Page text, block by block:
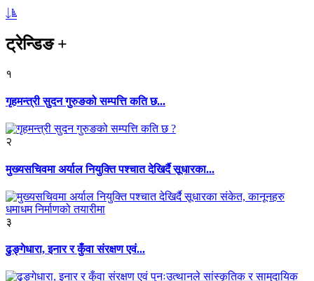
ट्रेन्डिङ+
१
गृहमन्त्री सुदन गुरुङको सम्पत्ति कति छ...
२
मुख्यसचिवमा अर्याल नियुक्ति पश्चात देखिर्दै सूधारका...
३
ढुङ्गेधारा, इनार र कुँवा संरक्षण एवं...